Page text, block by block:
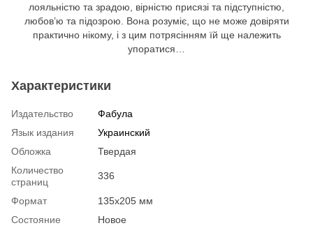
лояльністю та зрадою, вірністю присязі та підступністю,
любов’ю та підозрою. Вона розуміє, що не може довіряти
практично нікому, і з цим потрясінням їй ще належить
упоратися…
Характеристики
Издательство
Фабула
Язык издания
Украинский
Обложка
Твердая
Количество
страниц
336
Формат
135х205 мм
Состояние
Новое